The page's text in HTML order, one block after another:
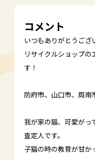
コメント
いつもありがとうござ
リサイクルショップ
す！
防府市、山口市、周南
我が家の猫、可愛がっ
査定人です。
子猫の時の教育が甘